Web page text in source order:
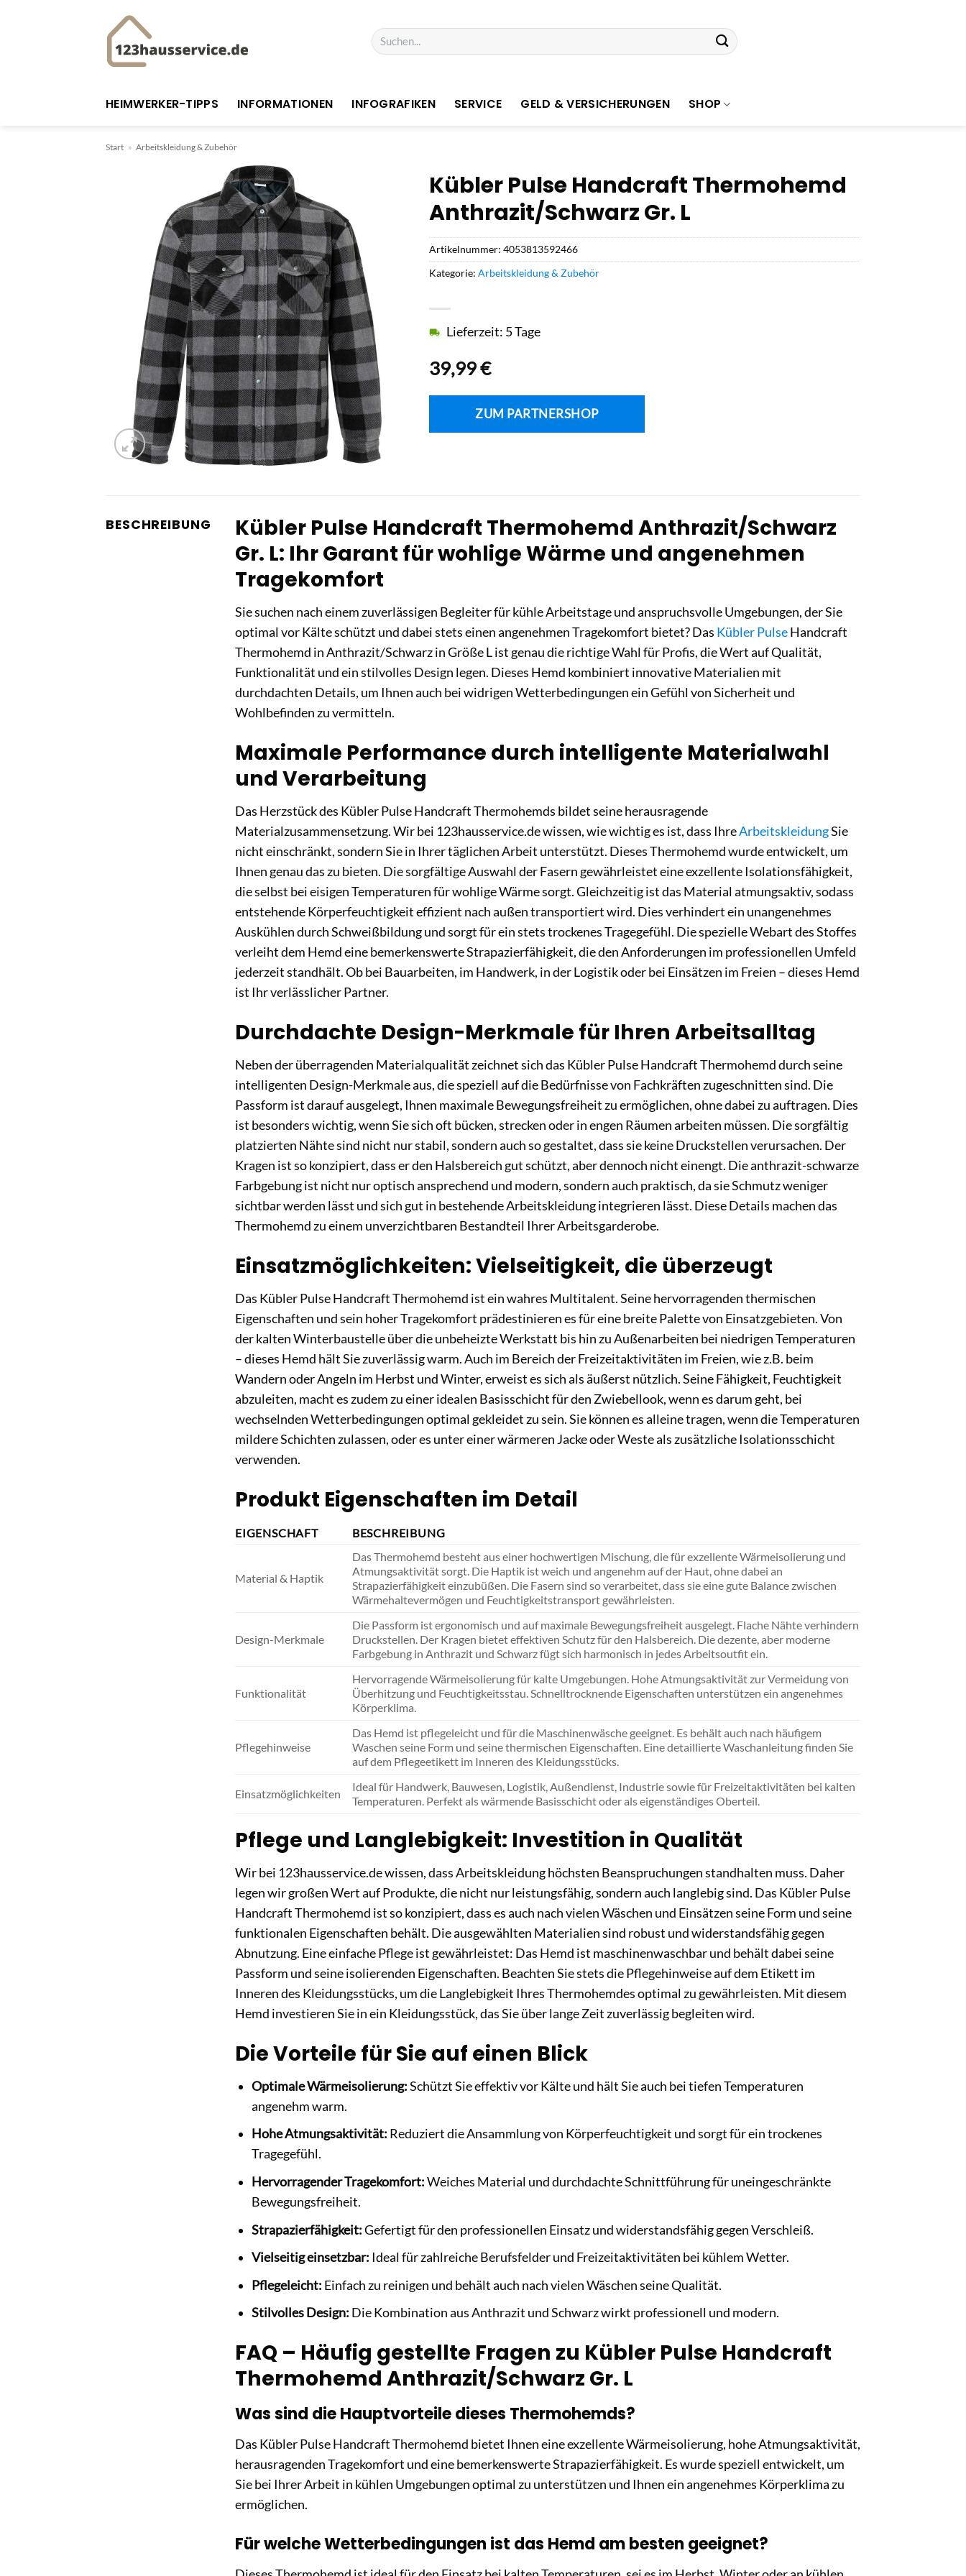
Suchen
nach:
HEIMWERKER-TIPPS INFORMATIONEN INFOGRAFIKEN SERVICE GELD & VERSICHERUNGEN SHOP
Start » Arbeitskleidung & Zubehör
Kübler Pulse Handcraft Thermohemd
Anthrazit/Schwarz Gr. L
39,99€
Lieferzeit: 5 Tage
ZUM PARTNERSHOP
Artikelnummer: 4053813592466
Kategorie: Arbeitskleidung & Zubehör
BESCHREIBUNG
Kübler Pulse Handcraft Thermohemd Anthrazit/Schwarz
Gr. L: Ihr Garant für wohlige Wärme und angenehmen
Tragekomfort
Sie suchen nach einem zuverlässigen Begleiter für kühle Arbeitstage und anspruchsvolle Umgebungen, der Sie
optimal vor Kälte schützt und dabei stets einen angenehmen Tragekomfort bietet? Das Kübler PulseHandcraft
Thermohemd in Anthrazit/Schwarz in Größe L ist genau die richtige Wahl für Profis, die Wert auf Qualität,
Funktionalität und ein stilvolles Design legen. Dieses Hemd kombiniert innovative Materialien mit
durchdachten Details, um Ihnen auch bei widrigen Wetterbedingungen ein Gefühl von Sicherheit und
Wohlbefinden zu vermitteln.
Maximale Performance durch intelligente Materialwahl
und Verarbeitung
Das Herzstück des Kübler Pulse Handcraft Thermohemds bildet seine herausragende
Materialzusammensetzung. Wir bei 123hausservice.de wissen, wie wichtig es ist, dass IhreArbeitskleidungSie
nicht einschränkt, sondern Sie in Ihrer täglichen Arbeit unterstützt. Dieses Thermohemd wurde entwickelt, um
Ihnen genau das zu bieten. Die sorgfältige Auswahl der Fasern gewährleistet eine exzellente Isolationsfähigkeit,
die selbst bei eisigen Temperaturen für wohlige Wärme sorgt. Gleichzeitig ist das Material atmungsaktiv, sodass
entstehende Körperfeuchtigkeit effizient nach außen transportiert wird. Dies verhindert ein unangenehmes
Auskühlen durch Schweißbildung und sorgt für ein stets trockenes Tragegefühl. Die spezielle Webart des Stoffes
verleiht dem Hemd eine bemerkenswerte Strapazierfähigkeit, die den Anforderungen im professionellen Umfeld
jederzeit standhält. Ob bei Bauarbeiten, im Handwerk, in der Logistik oder bei Einsätzen im Freien – dieses Hemd
ist Ihr verlässlicher Partner.
Durchdachte Design-Merkmale für Ihren Arbeitsalltag
Neben der überragenden Materialqualität zeichnet sich das Kübler Pulse Handcraft Thermohemd durch seine
intelligenten Design-Merkmale aus, die speziell auf die Bedürfnisse von Fachkräften zugeschnitten sind. Die
Passform ist darauf ausgelegt, Ihnen maximale Bewegungsfreiheit zu ermöglichen, ohne dabei zu auftragen. Dies
ist besonders wichtig, wenn Sie sich oft bücken, strecken oder in engen Räumen arbeiten müssen. Die sorgfältig
platzierten Nähte sind nicht nur stabil, sondern auch so gestaltet, dass sie keine Druckstellen verursachen. Der
Kragen ist so konzipiert, dass er den Halsbereich gut schützt, aber dennoch nicht einengt. Die anthrazit-schwarze
Farbgebung ist nicht nur optisch ansprechend und modern, sondern auch praktisch, da sie Schmutz weniger
sichtbar werden lässt und sich gut in bestehende Arbeitskleidung integrieren lässt. Diese Details machen das
Thermohemd zu einem unverzichtbaren Bestandteil Ihrer Arbeitsgarderobe.
Einsatzmöglichkeiten: Vielseitigkeit, die überzeugt
Das Kübler Pulse Handcraft Thermohemd ist ein wahres Multitalent. Seine hervorragenden thermischen
Eigenschaften und sein hoher Tragekomfort prädestinieren es für eine breite Palette von Einsatzgebieten. Von
der kalten Winterbaustelle über die unbeheizte Werkstatt bis hin zu Außenarbeiten bei niedrigen Temperaturen
– dieses Hemd hält Sie zuverlässig warm. Auch im Bereich der Freizeitaktivitäten im Freien, wie z.B. beim
Wandern oder Angeln im Herbst und Winter, erweist es sich als äußerst nützlich. Seine Fähigkeit, Feuchtigkeit
abzuleiten, macht es zudem zu einer idealen Basisschicht für den Zwiebellook, wenn es darum geht, bei
wechselnden Wetterbedingungen optimal gekleidet zu sein. Sie können es alleine tragen, wenn die Temperaturen
mildere Schichten zulassen, oder es unter einer wärmeren Jacke oder Weste als zusätzliche Isolationsschicht
verwenden.
Produkt Eigenschaften im Detail
EIGENSCHAFT BESCHREIBUNG
Material & Haptik
Das Thermohemd besteht aus einer hochwertigen Mischung, die für exzellente Wärmeisolierung und
Atmungsaktivität sorgt. Die Haptik ist weich und angenehm auf der Haut, ohne dabei an
Strapazierfähigkeit einzubüßen. Die Fasern sind so verarbeitet, dass sie eine gute Balance zwischen
Wärmehaltevermögen und Feuchtigkeitstransport gewährleisten.
Design-Merkmale
Die Passform ist ergonomisch und auf maximale Bewegungsfreiheit ausgelegt. Flache Nähte verhindern
Druckstellen. Der Kragen bietet effektiven Schutz für den Halsbereich. Die dezente, aber moderne
Farbgebung in Anthrazit und Schwarz fügt sich harmonisch in jedes Arbeitsoutfit ein.
Funktionalität
Hervorragende Wärmeisolierung für kalte Umgebungen. Hohe Atmungsaktivität zur Vermeidung von
Überhitzung und Feuchtigkeitsstau. Schnelltrocknende Eigenschaften unterstützen ein angenehmes
Körperklima.
Pflegehinweise
Das Hemd ist pflegeleicht und für die Maschinenwäsche geeignet. Es behält auch nach häufigem
Waschen seine Form und seine thermischen Eigenschaften. Eine detaillierte Waschanleitung finden Sie
auf dem Pflegeetikett im Inneren des Kleidungsstücks.
Einsatzmöglichkeiten
Ideal für Handwerk, Bauwesen, Logistik, Außendienst, Industrie sowie für Freizeitaktivitäten bei kalten
Temperaturen. Perfekt als wärmende Basisschicht oder als eigenständiges Oberteil.
Pflege und Langlebigkeit: Investition in Qualität
Wir bei 123hausservice.de wissen, dass Arbeitskleidung höchsten Beanspruchungen standhalten muss. Daher
legen wir großen Wert auf Produkte, die nicht nur leistungsfähig, sondern auch langlebig sind. Das Kübler Pulse
Handcraft Thermohemd ist so konzipiert, dass es auch nach vielen Wäschen und Einsätzen seine Form und seine
funktionalen Eigenschaften behält. Die ausgewählten Materialien sind robust und widerstandsfähig gegen
Abnutzung. Eine einfache Pflege ist gewährleistet: Das Hemd ist maschinenwaschbar und behält dabei seine
Passform und seine isolierenden Eigenschaften. Beachten Sie stets die Pflegehinweise auf dem Etikett im
Inneren des Kleidungsstücks, um die Langlebigkeit Ihres Thermohemdes optimal zu gewährleisten. Mit diesem
Hemd investieren Sie in ein Kleidungsstück, das Sie über lange Zeit zuverlässig begleiten wird.
Die Vorteile für Sie auf einen Blick
Optimale Wärmeisolierung:Schützt Sie effektiv vor Kälte und hält Sie auch bei tiefen Temperaturen
angenehm warm.
Hohe Atmungsaktivität: Reduziert die Ansammlung von Körperfeuchtigkeit und sorgt für ein trockenes
Tragegefühl.
Hervorragender Tragekomfort:Weiches Material und durchdachte Schnittführung für uneingeschränkte
Bewegungsfreiheit.
Strapazierfähigkeit:Gefertigt für den professionellen Einsatz und widerstandsfähig gegen Verschleiß.
Vielseitig einsetzbar: Ideal für zahlreiche Berufsfelder und Freizeitaktivitäten bei kühlem Wetter.
Pflegeleicht: Einfach zu reinigen und behält auch nach vielen Wäschen seine Qualität.
Stilvolles Design: Die Kombination aus Anthrazit und Schwarz wirkt professionell und modern.
FAQ – Häufig gestellte Fragen zu Kübler Pulse Handcraft
Thermohemd Anthrazit/Schwarz Gr. L
Was sind die Hauptvorteile dieses Thermohemds?
Das Kübler Pulse Handcraft Thermohemd bietet Ihnen eine exzellente Wärmeisolierung, hohe Atmungsaktivität,
herausragenden Tragekomfort und eine bemerkenswerte Strapazierfähigkeit. Es wurde speziell entwickelt, um
Sie bei Ihrer Arbeit in kühlen Umgebungen optimal zu unterstützen und Ihnen ein angenehmes Körperklima zu
ermöglichen.
Für welche Wetterbedingungen ist das Hemd am besten geeignet?